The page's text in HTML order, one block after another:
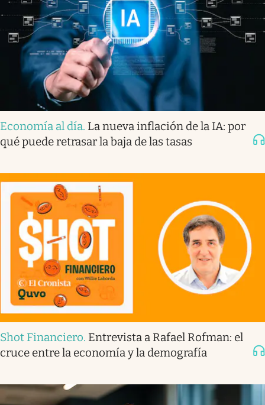
Economía al día. La nueva inflación de la IA: por
qué puede retrasar la baja de las tasas
Shot Financiero. Entrevista a Rafael Rofman: el
cruce entre la economía y la demografía